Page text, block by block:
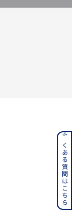
よくある質問はこちら